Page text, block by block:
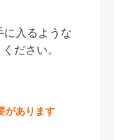
に入るような
ださい。
があります